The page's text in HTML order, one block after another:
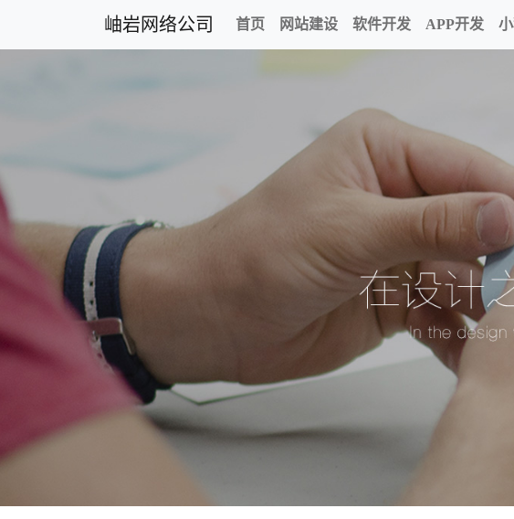
岫岩网络公司 首页 网站建设 软件开发 APP开发